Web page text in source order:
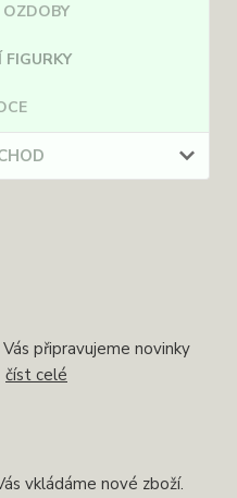
připravujeme novinky
číst celé
vkládáme nové zboží.